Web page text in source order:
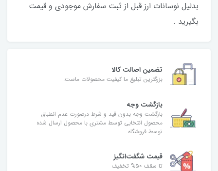
بدلیل نوسانات ارز قبل از ثبت سفارش موجودی و قیمت
بگیرید .
تضمین اصالت کالا
بزرگترین تبلیغ ما کیفیت محصولات ماست.
بازگشت وجه
بازگشت وجه بدون قید و شرط درصورت عدم انطباق
محصول انتخابی توسط مشتری با محصول ارسال شده
توسط فروشگاه
قیمت شگفت‌انگیز
تا سقف 50% تخفیف